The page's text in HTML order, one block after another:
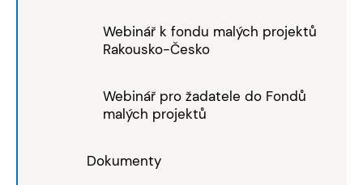
Webinář k fondu malých projektů
Rakousko-Česko
Webinář pro žadatele do Fondů
malých projektů
Dokumenty